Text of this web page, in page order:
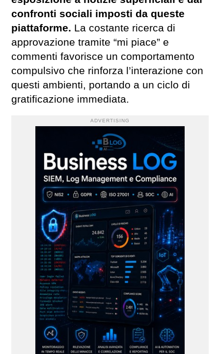
confronti sociali imposti da queste
piattaforme. La costante ricerca di
approvazione tramite “mi piace” e
commenti favorisce un comportamento
compulsivo che rinforza l’interazione con
questi ambienti, portando a un ciclo di
gratificazione immediata.
ADVERTISING